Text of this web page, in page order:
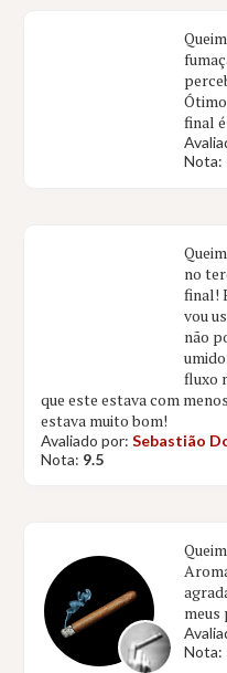
final
Nota:
no
final!
vou
não
fluxo
que este estava com
estava muito bom!
Avaliado por:Sebastião
Nota: 9.5
meus
Nota: